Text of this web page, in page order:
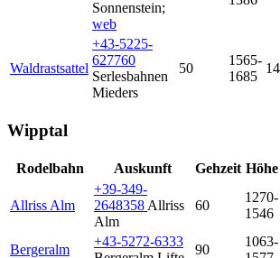
Sonnenstein;
web
Waldrastsattel
+43-5225-
627760
Serlesbahnen
Mieders
50
1565-
1685
Wipptal
Rodelbahn Auskunft Gehzeit Höhe
Allriss Alm
+39-349-
2648358Allriss
Alm
60
1270-
1546
Bergeralm
+43-5272-6333
90
1063-